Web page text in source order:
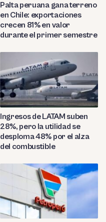
Palta peruana gana terreno
en Chile: exportaciones
crecen 81% en valor
durante el primer semestre
Ingresos de LATAM suben
28%, pero la utilidad se
desploma 48% por el alza
del combustible